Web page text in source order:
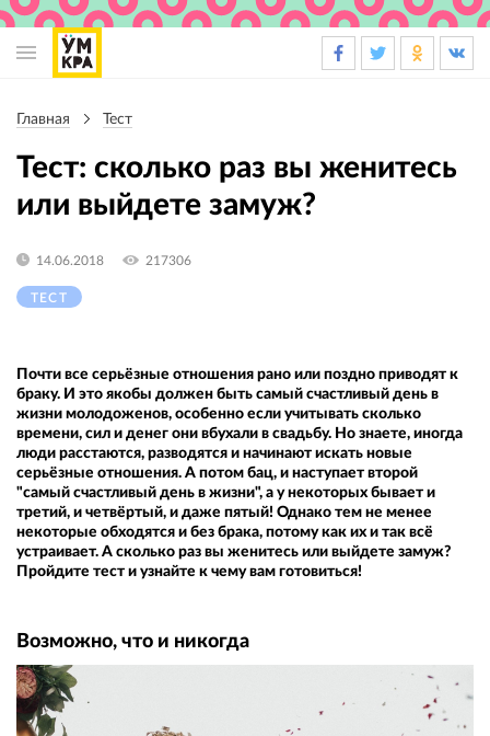
навигации
Главная Тест
Тест: сколько раз вы женитесь
или выйдете замуж?
ТЕСТ
14.06.2018 217306
Почти все серьёзные отношения рано или поздно приводят к
браку. И это якобы должен быть самый счастливый день в
жизни молодоженов, особенно если учитывать сколько
времени, сил и денег они вбухали в свадьбу. Но знаете, иногда
люди расстаются, разводятся и начинают искать новые
серьёзные отношения. А потом бац, и наступает второй
"самый счастливый день в жизни", а у некоторых бывает и
третий, и четвёртый, и даже пятый! Однако тем не менее
некоторые обходятся и без брака, потому как их и так всё
устраивает. А сколько раз вы женитесь или выйдете замуж?
Пройдите тест и узнайте к чему вам готовиться!
Возможно, что и никогда